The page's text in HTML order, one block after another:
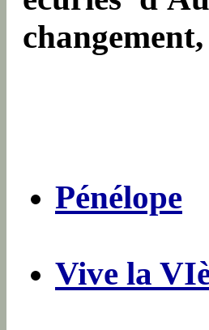
Pénélope
Vive la